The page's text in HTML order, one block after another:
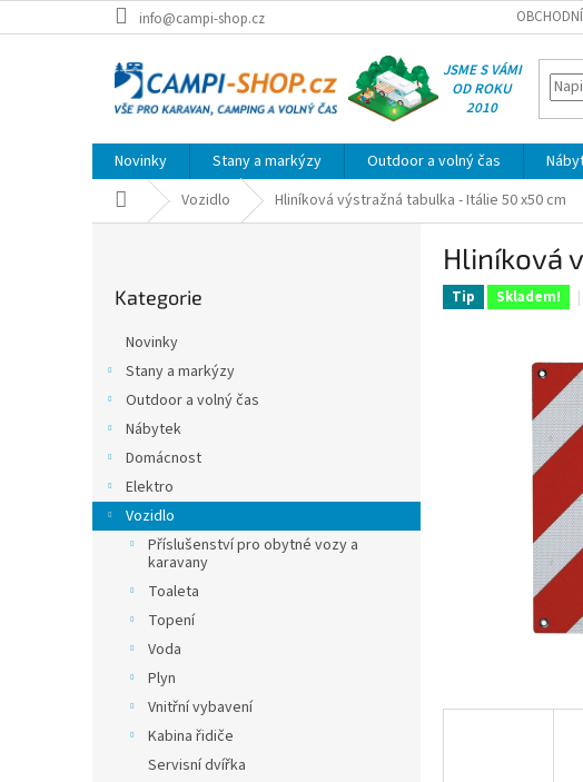
na
info@campi-shop.cz
JSME S VÁMI
OD ROKU
2010
Novinky Stany a markýzy Outdoor a volný čas
Domů Vozidlo Hliníková výstražná tabulka - Itálie 50 x50 cm
n
e
kategorie
Kategorie
Novinky
Stany a markýzy
Outdoor a volný čas
Nábytek
Domácnost
Elektro
Vozidlo
Příslušenství pro obytné vozy a
karavany
Toaleta
Topení
Voda
Plyn
Vnitřní vybavení
Kabina řidiče
Servisní dvířka
Hliníková
Tip Skladem!